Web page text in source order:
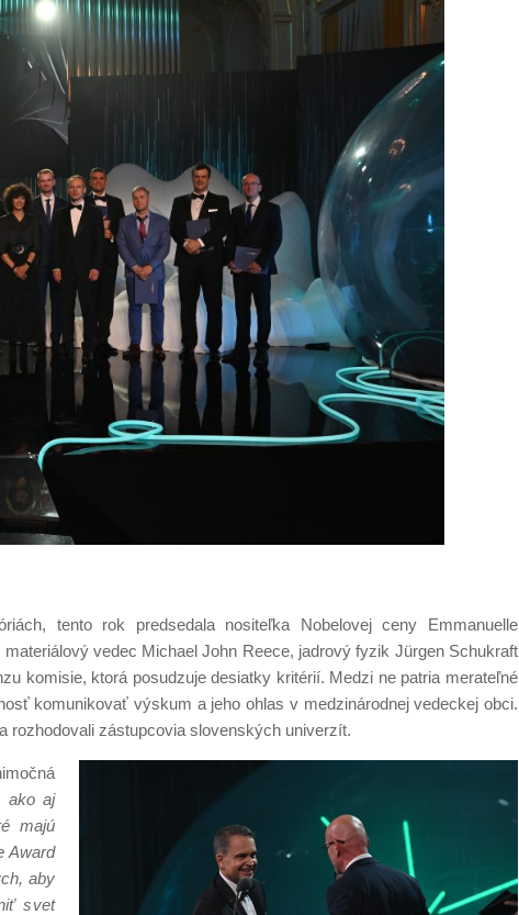
tento rok predsedala nositeľka Nobelovej ceny Emmanuelle
vedec Michael John Reece, jadrový fyzik Jürgen Schukraft
komisie, ktorá posudzuje desiatky kritérií. Medzi ne patria merateľné
komunikovať výskum a jeho ohlas v medzinárodnej vedeckej obci.
rozhodovali zástupcovia slovenských univerzít.
ako aj
majú
Award
aby
svet